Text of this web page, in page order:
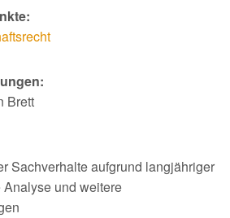
Brett
Sachverhalte aufgrund langjähriger
und weitere